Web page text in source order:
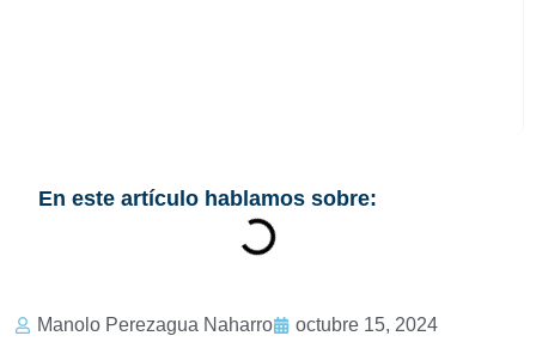
En este artículo hablamos sobre:
Manolo Perezagua Naharro octubre 15, 2024